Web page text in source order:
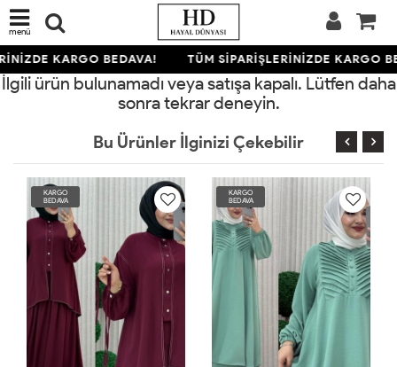
menü
KARGO BEDAVA! TÜM SİPARİŞLERİNİZDE KARGO
İlgili ürün bulunamadı veya satışa kapalı. Lütfen daha
sonra tekrar deneyin.
Bu Ürünler İlginizi Çekebilir
KARGO
BEDAVA
KARGO
BEDAVA